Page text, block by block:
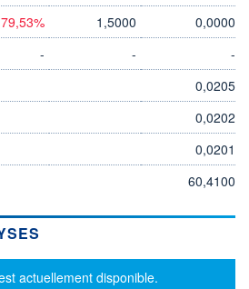
1,5000
0,0000
- -
-
0,0205
0,0202
0,0201
60,4100
actuellement disponible.